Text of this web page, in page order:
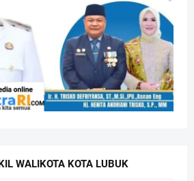
WALIKOTA KOTA LUBUK